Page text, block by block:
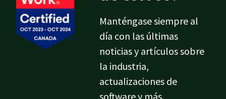
Manténgase siempre al
día con las últimas
noticias y artículos sobre
la industria,
actualizaciones de
software y más.